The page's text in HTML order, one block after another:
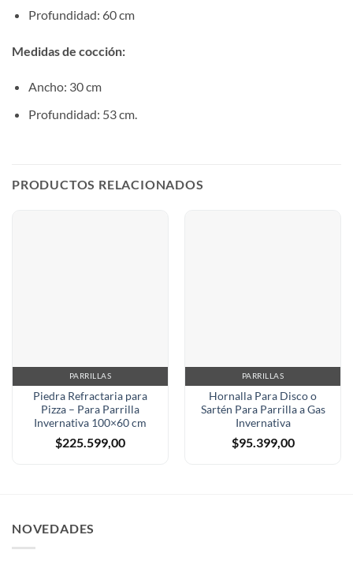
Profundidad: 60 cm
Medidas de cocción:
Ancho: 30 cm
Profundidad: 53 cm.
PRODUCTOS RELACIONADOS
PARRILLAS
Piedra Refractaria para
Pizza – Para Parrilla
Invernativa 100×60 cm
$225.599,00
PARRILLAS
Hornalla Para Disco o
Sartén Para Parrilla a Gas
Invernativa
$95.399,00
NOVEDADES